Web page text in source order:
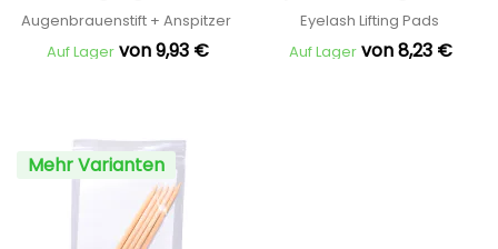
Augenbrauenstift + Anspitzer
Auf Lager von 9,93 €
Eyelash Lifting Pads
Auf Lager von 8,23 €
Mehr Varianten